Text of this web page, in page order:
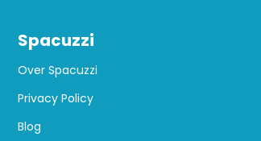
Spacuzzi
Over Spacuzzi
Privacy Policy
Blog